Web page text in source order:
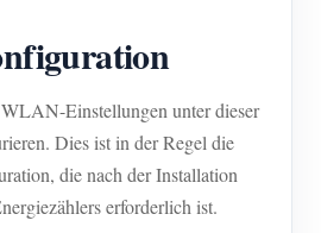
Einstellungen unter dieser
Dies ist in der Regel die
die nach der Installation
erforderlich ist.